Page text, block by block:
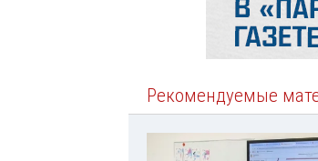
Рекомендуемые